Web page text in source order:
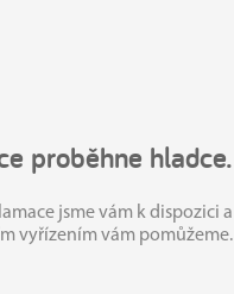
proběhne hladce.
jsme vám k dispozici a
vyřízením vám pomůžeme.